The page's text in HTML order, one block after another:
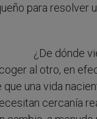
para resolver
¿De dónde
al otro, en
una vida
cercanía